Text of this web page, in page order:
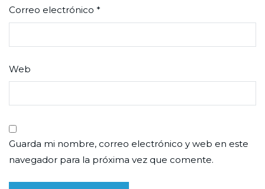
Correo electrónico *
Web
Guarda mi nombre, correo electrónico y web en este
navegador para la próxima vez que comente.